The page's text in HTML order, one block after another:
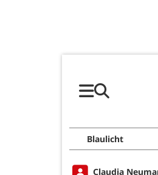
Blaulicht
Claudia